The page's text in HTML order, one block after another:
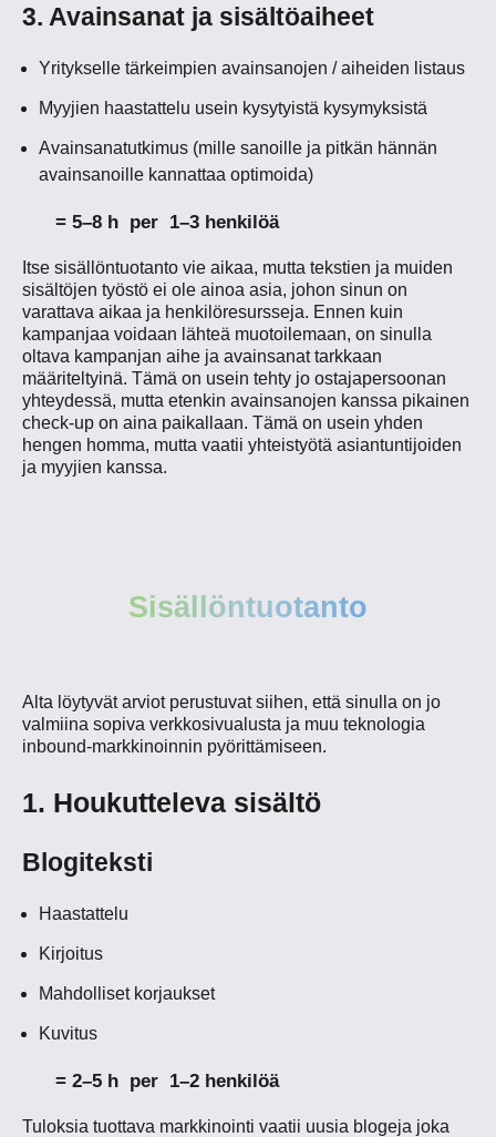
3. Avainsanat ja sisältöaiheet
Yritykselle tärkeimpien avainsanojen / aiheiden listaus
Myyjien haastattelu usein kysytyistä kysymyksistä
Avainsanatutkimus (mille sanoille ja pitkän hännän
avainsanoille kannattaa optimoida)
= 5–8 h per 1–3 henkilöä
Itse sisällöntuotanto vie aikaa, mutta tekstien ja muiden
sisältöjen työstö ei ole ainoa asia, johon sinun on
varattava aikaa ja henkilöresursseja. Ennen kuin
kampanjaa voidaan lähteä muotoilemaan, on sinulla
oltava kampanjan aihe ja avainsanat tarkkaan
määriteltyinä. Tämä on usein tehty jo ostajapersoonan
yhteydessä, mutta etenkin avainsanojen kanssa pikainen
check-up on aina paikallaan. Tämä on usein yhden
hengen homma, mutta vaatii yhteistyötä asiantuntijoiden
ja myyjien kanssa.
Sisällöntuotanto
Alta löytyvät arviot perustuvat siihen, että sinulla on jo
valmiina sopiva verkkosivualusta ja muu teknologia
inbound-markkinoinnin pyörittämiseen.
1. Houkutteleva sisältö
Blogiteksti
Haastattelu
Kirjoitus
Mahdolliset korjaukset
Kuvitus
= 2–5 h per 1–2 henkilöä
Tuloksia tuottava markkinointi vaatii uusia blogeja joka